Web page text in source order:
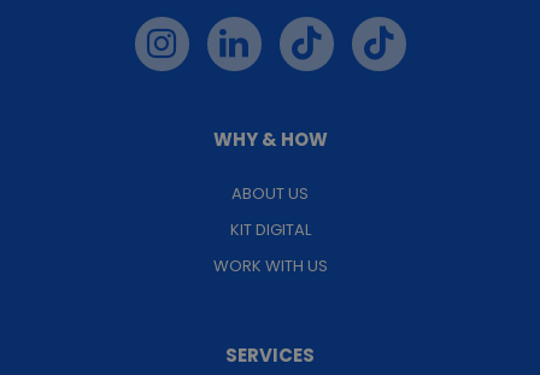
WHY & HOW
ABOUT US
KIT DIGITAL
WORK WITH US
SERVICES